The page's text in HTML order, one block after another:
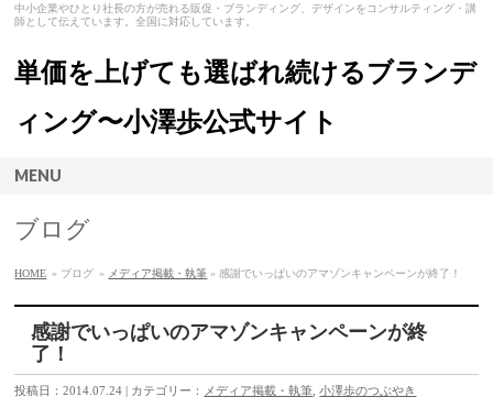
中小企業やひとり社長の方が売れる販促・ブランディング、デザインをコンサルティング・講
師として伝えています。全国に対応しています。
単価を上げても選ばれ続けるブランデ
ィング〜小澤歩公式サイト
MENU
ブログ
HOME » ブログ » メディア掲載・執筆 » 感謝でいっぱいのアマゾンキャンペーンが終了！
感謝でいっぱいのアマゾンキャンペーンが終
了！
投稿日：2014.07.24 | カテゴリー： メディア掲載・執筆 ,小澤歩のつぶやき